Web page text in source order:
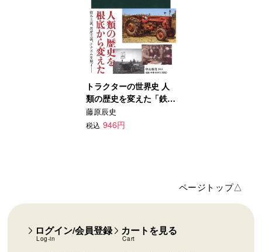
トラクターの世界史 人
類の歴史を変えた「鉄の
馬」たち
藤原辰史
税込 946円
ページトップ△
ログイン/会員登録
Log-in
カートを見る
Cart